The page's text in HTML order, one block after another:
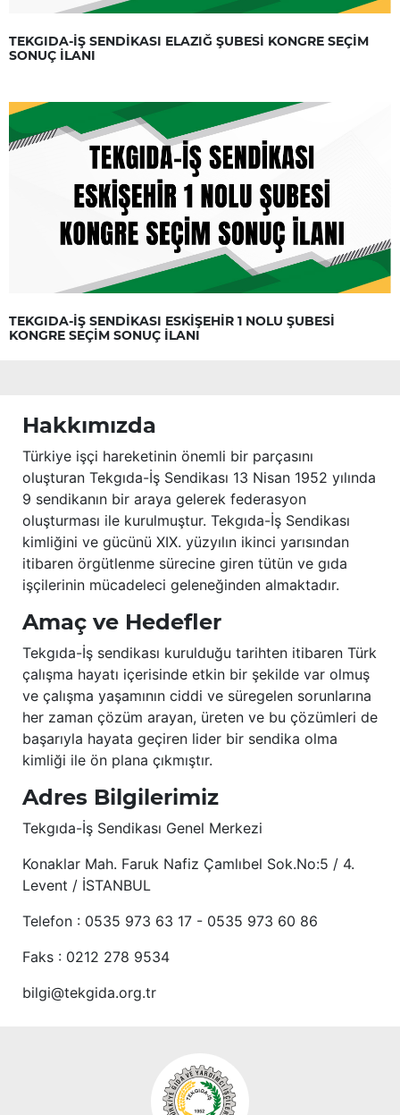
TEKGIDA-İŞ SENDİKASI ELAZIĞ ŞUBESİ KONGRE SEÇİM
SONUÇ İLANI
TEKGIDA-İŞ SENDİKASI ESKİŞEHİR 1 NOLU ŞUBESİ
KONGRE SEÇİM SONUÇ İLANI
Hakkımızda
Türkiye işçi hareketinin önemli bir parçasını
oluşturan Tekgıda-İş Sendikası 13 Nisan 1952 yılında
9 sendikanın bir araya gelerek federasyon
oluşturması ile kurulmuştur. Tekgıda-İş Sendikası
kimliğini ve gücünü XIX. yüzyılın ikinci yarısından
itibaren örgütlenme sürecine giren tütün ve gıda
işçilerinin mücadeleci geleneğinden almaktadır.
Amaç ve Hedefler
Tekgıda-İş sendikası kurulduğu tarihten itibaren Türk
çalışma hayatı içerisinde etkin bir şekilde var olmuş
ve çalışma yaşamının ciddi ve süregelen sorunlarına
her zaman çözüm arayan, üreten ve bu çözümleri de
başarıyla hayata geçiren lider bir sendika olma
kimliği ile ön plana çıkmıştır.
Adres Bilgilerimiz
Tekgıda-İş Sendikası Genel Merkezi
Konaklar Mah. Faruk Nafiz Çamlıbel Sok.No:5 / 4.
Levent / İSTANBUL
Telefon : 0535 973 63 17 - 0535 973 60 86
Faks : 0212 278 9534
bilgi@tekgida.org.tr